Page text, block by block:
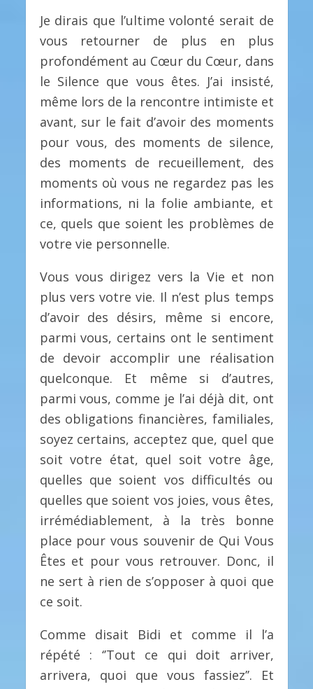
Je dirais que l’ultime volonté serait de
vous retourner de plus en plus
profondément au Cœur du Cœur, dans
le Silence que vous êtes. J’ai insisté,
même lors de la rencontre intimiste et
avant, sur le fait d’avoir des moments
pour vous, des moments de silence,
des moments de recueillement, des
moments où vous ne regardez pas les
informations, ni la folie ambiante, et
ce, quels que soient les problèmes de
votre vie personnelle.
Vous vous dirigez vers la Vie et non
plus vers votre vie. Il n’est plus temps
d’avoir des désirs, même si encore,
parmi vous, certains ont le sentiment
de devoir accomplir une réalisation
quelconque. Et même si d’autres,
parmi vous, comme je l’ai déjà dit, ont
des obligations financières, familiales,
soyez certains, acceptez que, quel que
soit votre état, quel soit votre âge,
quelles que soient vos difficultés ou
quelles que soient vos joies, vous êtes,
irrémédiablement, à la très bonne
place pour vous souvenir de Qui Vous
Êtes et pour vous retrouver. Donc, il
ne sert à rien de s’opposer à quoi que
ce soit.
Comme disait Bidi et comme il l’a
répété : ‘’Tout ce qui doit arriver,
arrivera, quoi que vous fassiez’’. Et